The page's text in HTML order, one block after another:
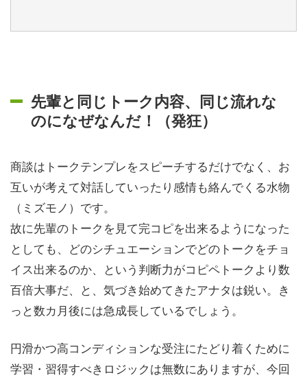
先輩と同じトーク内容、同じ流れな
のになぜなんだ！（発狂）
商談はトークテンプレをスピーチするだけでなく、お
互いが考えて対話していったり感情も絡んでくる水物
（ミズモノ）です。
故に先輩のトークを見て完コピを出来るようになった
としても、どのシチュエーションでどのトークをチョ
イス出来るのか、という判断力がコピペトークより数
百倍大事だ、と、気づき始めてきたアナタは鋭い。き
っと数カ月後には急成長しているでしょう。
円滑かつ高コンディションな受注にたどり着くために
学習・習得すべきロジックは無数にありますが、今回